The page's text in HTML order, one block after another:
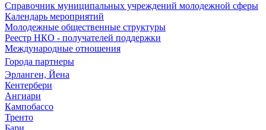
Справочник муниципальных учреждений молодежной сферы
Календарь мероприятий
Молодежные общественные структуры
Реестр НКО - получателей поддержки
Международные отношения
Города партнеры
Эрланген, Йена
Кентербери
Ангиари
Кампобассо
Тренто
Бари